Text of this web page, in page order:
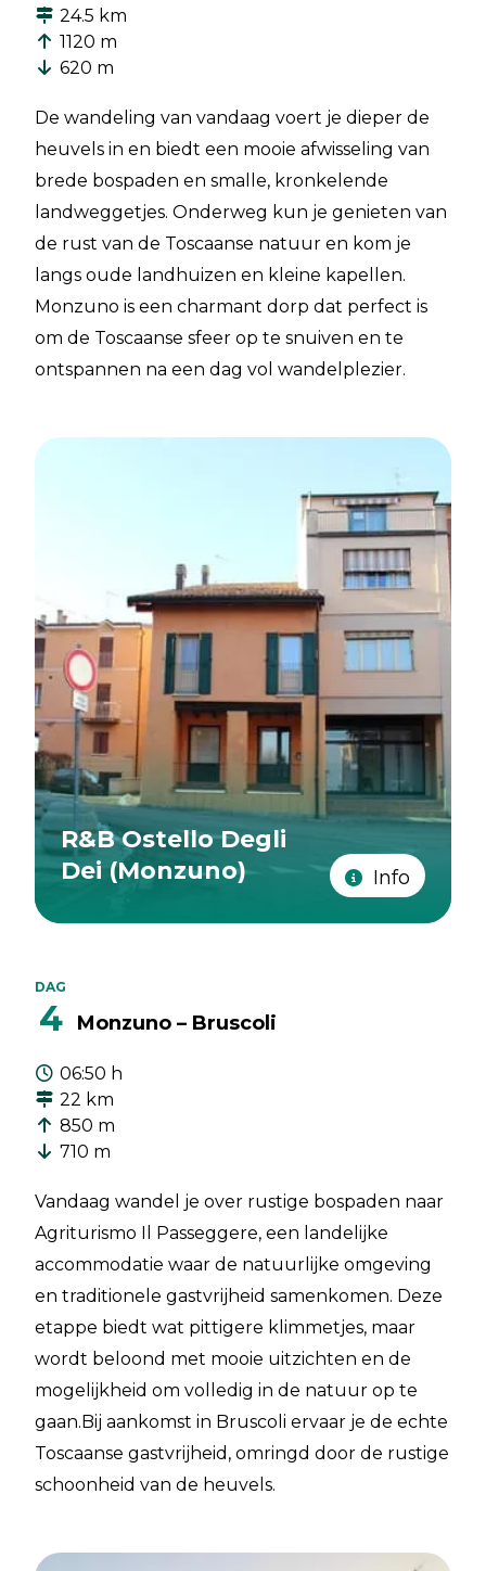
24.5 km
1120 m
620 m
De wandeling van vandaag voert je dieper de
heuvels in en biedt een mooie afwisseling van
brede bospaden en smalle, kronkelende
landweggetjes. Onderweg kun je genieten van
de rust van de Toscaanse natuur en kom je
langs oude landhuizen en kleine kapellen.
Monzuno is een charmant dorp dat perfect is
om de Toscaanse sfeer op te snuiven en te
ontspannen na een dag vol wandelplezier.
R&B Ostello Degli
Dei (Monzuno)
Info
DAG
4 Monzuno – Bruscoli
06:50 h
22 km
850 m
710 m
Vandaag wandel je over rustige bospaden naar
Agriturismo Il Passeggere, een landelijke
accommodatie waar de natuurlijke omgeving
en traditionele gastvrijheid samenkomen. Deze
etappe biedt wat pittigere klimmetjes, maar
wordt beloond met mooie uitzichten en de
mogelijkheid om volledig in de natuur op te
gaan.Bij aankomst in Bruscoli ervaar je de echte
Toscaanse gastvrijheid, omringd door de rustige
schoonheid van de heuvels.